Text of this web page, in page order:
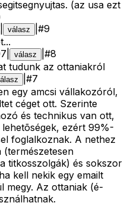
(az usa ezt
válasz #9
válasz #8
tudunk az ottaniakról
#7
egy amcsi vállakozóról,
céget ott. Szerinte
és technikus van ott,
ezért 99%-
foglalkoznak. A nethez
titkosszolgák) és sokszor
kell nekik egy emailt
megy. Az ottaniak (é-